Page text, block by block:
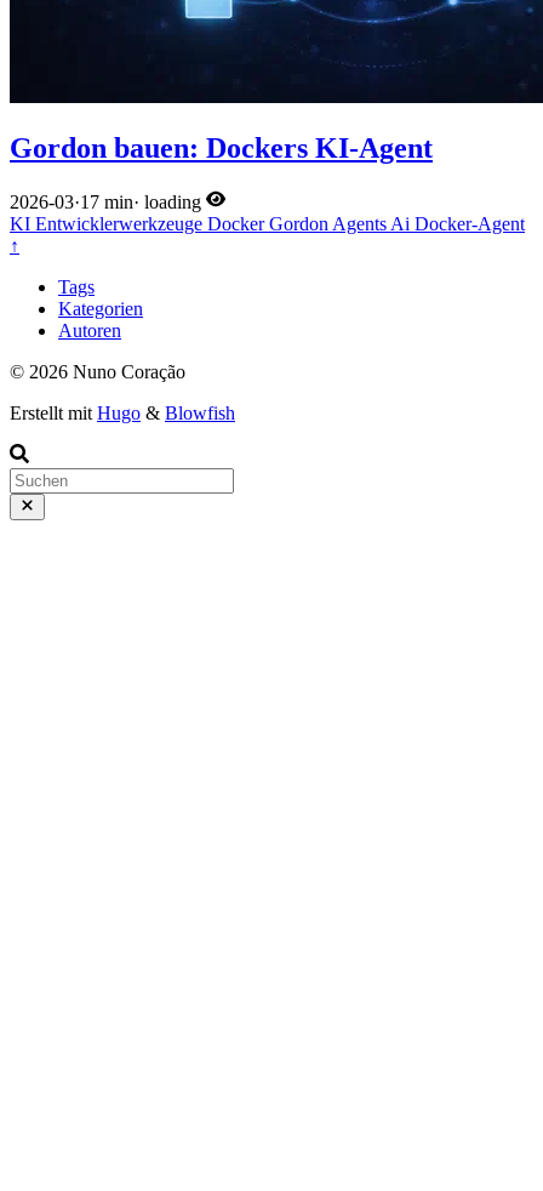
Gordon bauen: Dockers KI-Agent
2026-03·17 min· loading
KI Entwicklerwerkzeuge DockerGordon Agents Ai Docker-Agent
↑
Tags
Kategorien
Autoren
© 2026 Nuno Coração
Erstellt mit Hugo & Blowfish